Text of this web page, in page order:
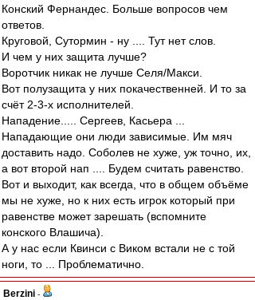
Конский Фернандес. Больше вопросов чем
ответов.
Круговой, Сутормин - ну .... Тут нет слов.
И чем у них защита лучше?
Воротчик никак не лучше Селя/Макси.
Вот полузащита у них покачественней. И то за
счёт 2-3-х исполнителей.
Нападение..... Сергеев, Касьера ...
Нападающие они люди зависимые. Им мяч
доставить надо. Соболев не хуже, уж точно, их,
а вот второй нап .... Будем считать равенство.
Вот и выходит, как всегда, что в общем объёме
мы не хуже, но к них есть игрок который при
равенстве может зарешать (вспомните
конского Влашича).
А у нас если Квинси с Виком встали не с той
ноги, то ... Проблематично.
Berzini -